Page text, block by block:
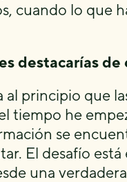
cuando lo que
destacarías
principio que
tiempo he
se
El desafío
una